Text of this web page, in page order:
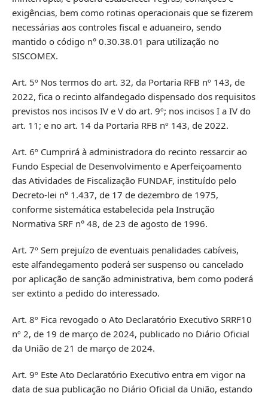
exigências, bem como rotinas operacionais que se fizerem
necessárias aos controles fiscal e aduaneiro, sendo
mantido o código n° 0.30.38.01 para utilização no
SISCOMEX.
Art. 5º Nos termos do art. 32, da Portaria RFB nº 143, de
2022, fica o recinto alfandegado dispensado dos requisitos
previstos nos incisos IV e V do art. 9º; nos incisos I a IV do
art. 11; e no art. 14 da Portaria RFB nº 143, de 2022.
Art. 6º Cumprirá à administradora do recinto ressarcir ao
Fundo Especial de Desenvolvimento e Aperfeiçoamento
das Atividades de Fiscalização FUNDAF, instituído pelo
Decreto-lei n° 1.437, de 17 de dezembro de 1975,
conforme sistemática estabelecida pela Instrução
Normativa SRF n° 48, de 23 de agosto de 1996.
Art. 7º Sem prejuízo de eventuais penalidades cabíveis,
este alfandegamento poderá ser suspenso ou cancelado
por aplicação de sanção administrativa, bem como poderá
ser extinto a pedido do interessado.
Art. 8º Fica revogado o Ato Declaratório Executivo SRRF10
nº 2, de 19 de março de 2024, publicado no Diário Oficial
da União de 21 de março de 2024.
Art. 9º Este Ato Declaratório Executivo entra em vigor na
data de sua publicação no Diário Oficial da União, estando